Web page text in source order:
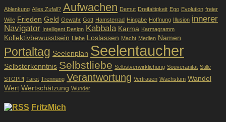
Ablenkung Alles Zufall? Aufwachen Demut Dreifaltigkeit Ego Evolution freier
Wille Frieden Geld Gewahr Gott Hamsterrad Hingabe Hoffnung Illusion innerer
Navigator Intelligent Design Kabbala Karma Karmagramm
Kollektivbewusstsein Liebe Loslassen Macht Medien Namen
Portaltag Seelenplan Seelentaucher
Selbsterkenntnis Selbstliebe Selbstverwirklichung Souveränität Stille
STOPP! Tarot Trennung Verantwortung Vertrauen Wachstum Wandel
Wert Wertschätzung Wunder
FritzMich